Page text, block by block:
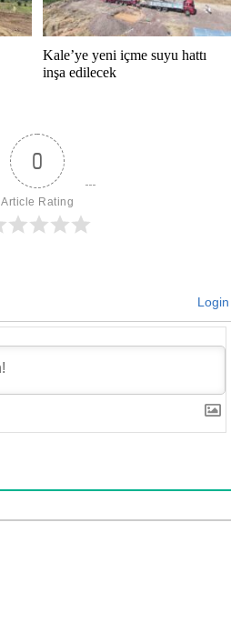
Kale’ye yeni içme suyu hattı
inşa edilecek
0
Article Rating
Login